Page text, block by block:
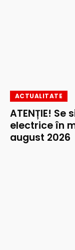
ACTUALITATE
ATENȚIE!
electrice în
august 2026